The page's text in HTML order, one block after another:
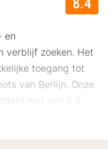
8.4
en
verblijf zoeken. Het
toegang tot
van Berlijn. Onze
met een 8.4.